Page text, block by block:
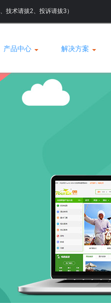
技术请拔2、投诉请拔3）
产品中心 解决方案